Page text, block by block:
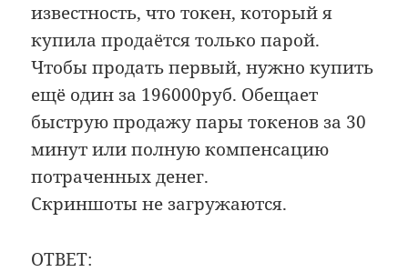
известность, что токен, который я
купила продаётся только парой.
Чтобы продать первый, нужно купить
ещё один за 196000руб. Обещает
быструю продажу пары токенов за 30
минут или полную компенсацию
потраченных денег.
Скриншоты не загружаются.
ОТВЕТ: